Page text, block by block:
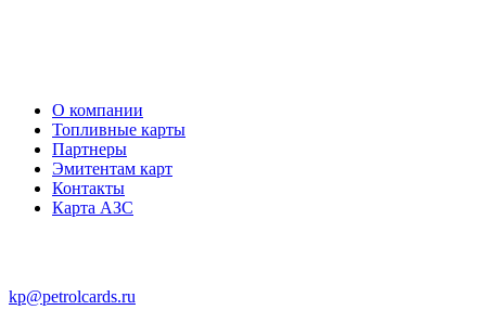
О компании
Топливные карты
Партнеры
Эмитентам карт
Контакты
Карта АЗС
kp@petrolcards.ru